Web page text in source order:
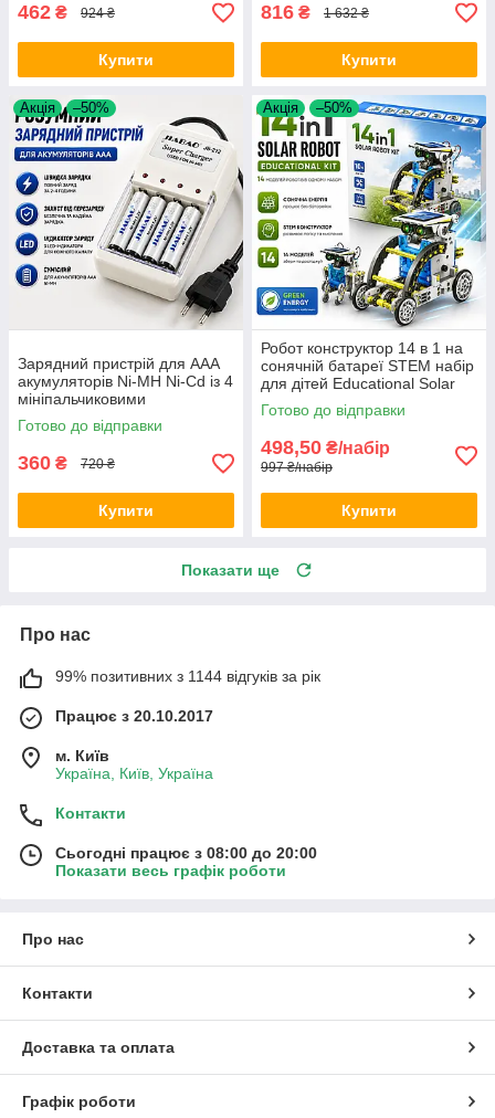
462 ₴ 924 ₴
Купити
816 ₴ 1 632 ₴
Купити
Акція –50%
Зарядний пристрій для AAA
акумуляторів Ni-MH Ni-Cd із 4
мініпальчиковими
елементами живлення в
комплекті універсальна Opt
City
Готово до відправки
360 ₴ 720 ₴
Купити
Акція –50%
Робот конструктор 14 в 1 на
сонячній батареї STEM набір
для дітей Educational Solar
Robot навчальна іграшка Opt
City
Готово до відправки
498,50 ₴/набір
997 ₴/набір
Купити
Показати ще
Про нас
99% позитивних з 1144 відгуків за рік
Працює з 20.10.2017
м. Київ
Україна, Київ, Україна
Контакти
Сьогодні працює з 08:00 до 20:00
Показати весь графік роботи
Про нас
Контакти
Доставка та оплата
Графік роботи